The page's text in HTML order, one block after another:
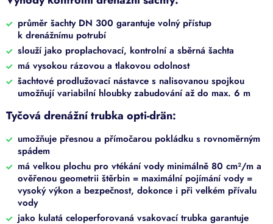
průměr šachty DN 300 garantuje volný přístup
k drenážnímu potrubí
slouží jako proplachovací, kontrolní a sběrná šachta
má vysokou rázovou a tlakovou odolnost
šachtové prodlužovací nástavce s nalisovanou spojkou
umožňují variabilní hloubky zabudování až do max. 6 m
Tyčová drenážní trubka opti-drän:
umožňuje přesnou a přímočarou pokládku s rovnoměrným
spádem
má velkou plochu pro vtékání vody minimálně 80 cm²/m a
ověřenou geometrii štěrbin = maximální pojímání vody =
vysoký výkon a bezpečnost, dokonce i při velkém přívalu
vody
jako kulatá celoperforovaná vsakovací trubka garantuje